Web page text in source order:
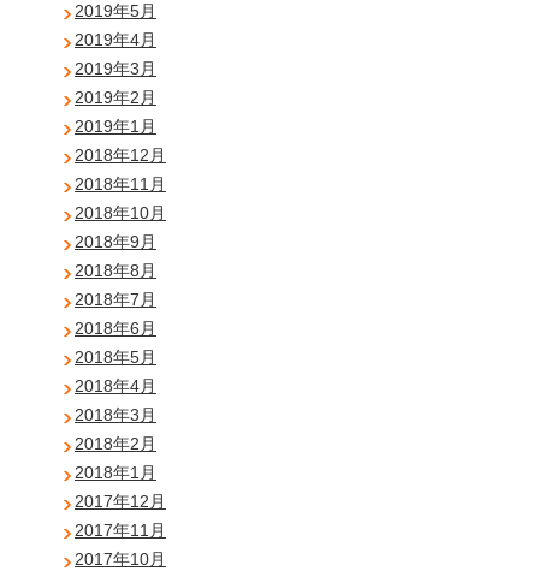
2019年5月
2019年4月
2019年3月
2019年2月
2019年1月
2018年12月
2018年11月
2018年10月
2018年9月
2018年8月
2018年7月
2018年6月
2018年5月
2018年4月
2018年3月
2018年2月
2018年1月
2017年12月
2017年11月
2017年10月